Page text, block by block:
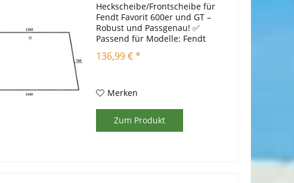
Heckscheibe/Frontscheibe für
Fendt Favorit 600er und GT –
Robust und Passgenau! ✅
Passend für Modelle: Fendt
Favorit: 610, 611, 612, 614, 615
Fendt GT: 255 und 275 GT ✅
136,99 € *
Merken
Zum Produkt